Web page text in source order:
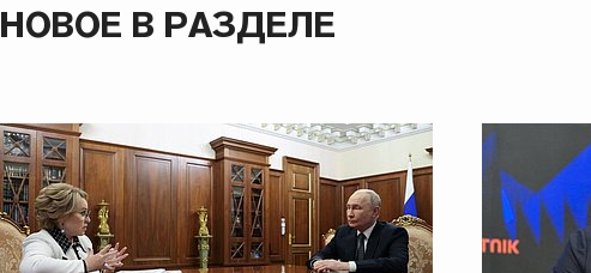
НОВОЕ В РАЗДЕЛЕ